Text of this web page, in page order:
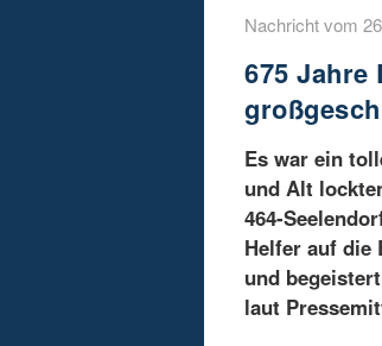
Nachricht vom
675 Jahre
Es war ein
und Alt
464-
Helfer auf die
und
laut